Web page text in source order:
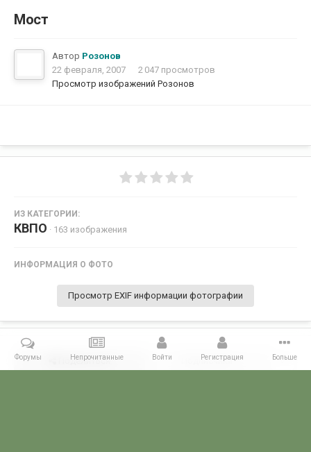
Мост
Автор Розонов
22 февраля, 2007
2 047 просмотров
Просмотр изображений Розонов
ИЗ КАТЕГОРИИ:
КВПО · 163 изображения
ИНФОРМАЦИЯ О ФОТО
Просмотр EXIF информации фотографии
Поделиться Подписчики 0
Форумы Непрочитанные Войти Регистрация Больше